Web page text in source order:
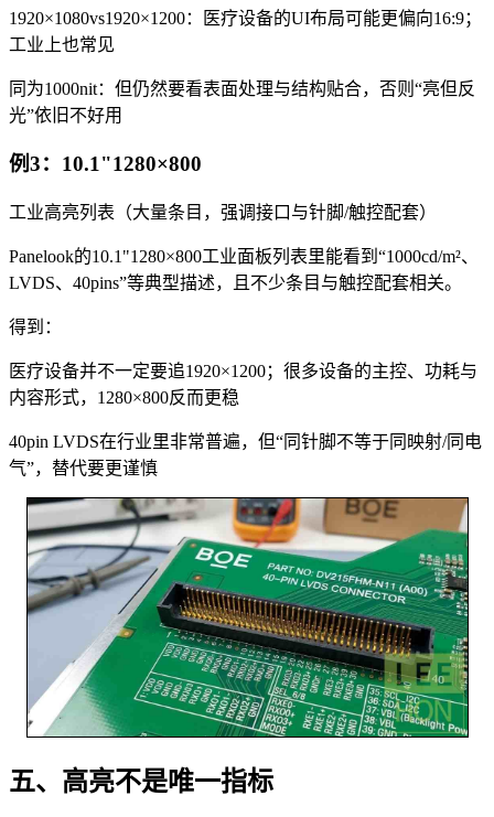
1920×1080vs1920×1200：医疗设备的UI布局可能更偏向16:9；
工业上也常见
同为1000nit：但仍然要看表面处理与结构贴合，否则“亮但反
光”依旧不好用
例3：10.1"1280×800
工业高亮列表（大量条目，强调接口与针脚/触控配套）
Panelook的10.1"1280×800工业面板列表里能看到“1000cd/m²、
LVDS、40pins”等典型描述，且不少条目与触控配套相关。
得到：
医疗设备并不一定要追1920×1200；很多设备的主控、功耗与
内容形式，1280×800反而更稳
40pin LVDS在行业里非常普遍，但“同针脚不等于同映射/同电
气”，替代要更谨慎
五、高亮不是唯一指标